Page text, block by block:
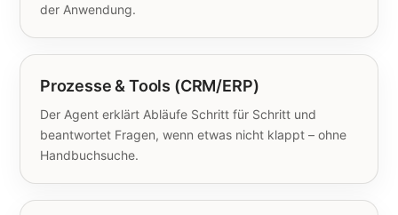
der Anwendung.
Prozesse & Tools (CRM/ERP)
Der Agent erklärt Abläufe Schritt für Schritt und
beantwortet Fragen, wenn etwas nicht klappt – ohne
Handbuchsuche.